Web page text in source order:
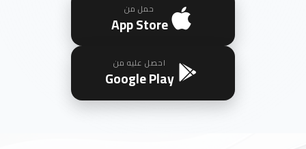
حمل من
App Store
احصل عليه من
Google Play